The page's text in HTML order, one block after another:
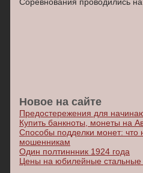
Новое на сайте
Предостережения для
Купить банкноты, монеты на
Способы подделки монет: что
мошенникам
Один полтиннник 1924 года
Цены на юбилейные стальные